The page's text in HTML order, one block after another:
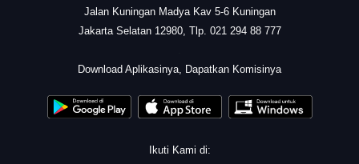
Jalan Kuningan Madya Kav 5-6 Kuningan
Jakarta Selatan 12980, Tlp. 021 294 88 777
Download Aplikasinya, Dapatkan Komisinya
Ikuti Kami di: